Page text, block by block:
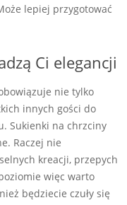
lepiej przygotować
Ci elegancji
nie tylko
innych gości do
Sukienki na chrzciny
Raczej nie
kreacji, przepych
więc warto
będziecie czuły się